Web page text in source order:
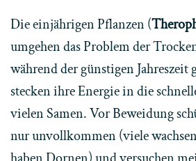
Die einjährigen Pflanzen (
umgehen das Problem der
während der günstigen Jahreszeit
stecken ihre Energie in die
vielen Samen. Vor Beweidung
nur unvollkommen (viele